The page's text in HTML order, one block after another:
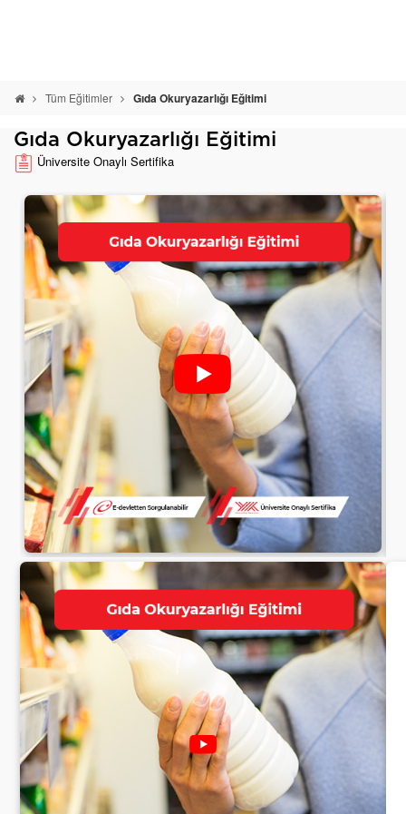
Tüm Eğitimler Gıda Okuryazarlığı Eğitimi
Gıda Okuryazarlığı Eğitimi
Üniversite Onaylı Sertifika